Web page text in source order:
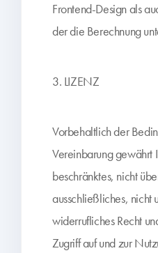
Frontend-Design als
der die Berechnung
3. LIZENZ
Vorbehaltlich der
Vereinbarung gewährt
beschränktes, nicht
ausschließliches, nicht
widerrufliches Recht
Zugriff auf und zur